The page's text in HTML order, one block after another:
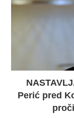
Perić pred